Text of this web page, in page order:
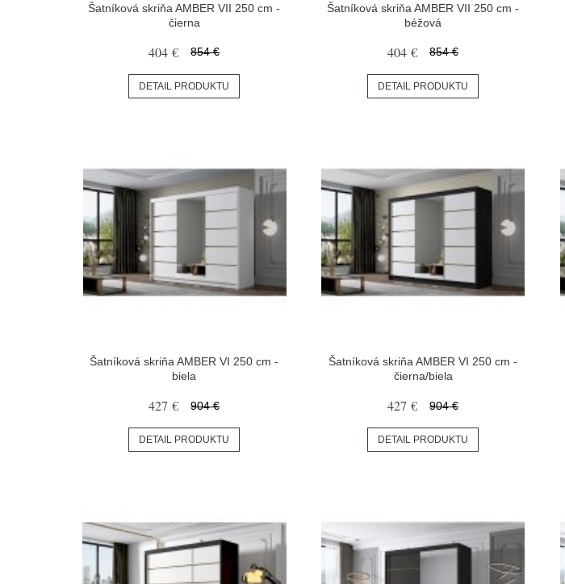
Šatníková skriňa AMBER VII 250 cm -
čierna
404 € 854 €
DETAIL PRODUKTU
Šatníková skriňa AMBER VII 250 cm -
béžová
404 € 854 €
DETAIL PRODUKTU
Šatníková skriňa AMBER VI 250 cm -
biela
427 € 904 €
DETAIL PRODUKTU
Šatníková skriňa AMBER VI 250 cm -
čierna/biela
427 € 904 €
DETAIL PRODUKTU